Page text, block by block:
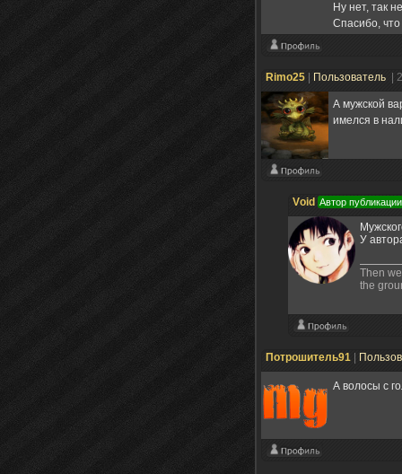
Ну нет, так
Спасибо,
Rimo25 Пользователь |
А мужской
имелся в
Vоid Автор публикации
У
Then
the
Потрошитель91
А волосы с